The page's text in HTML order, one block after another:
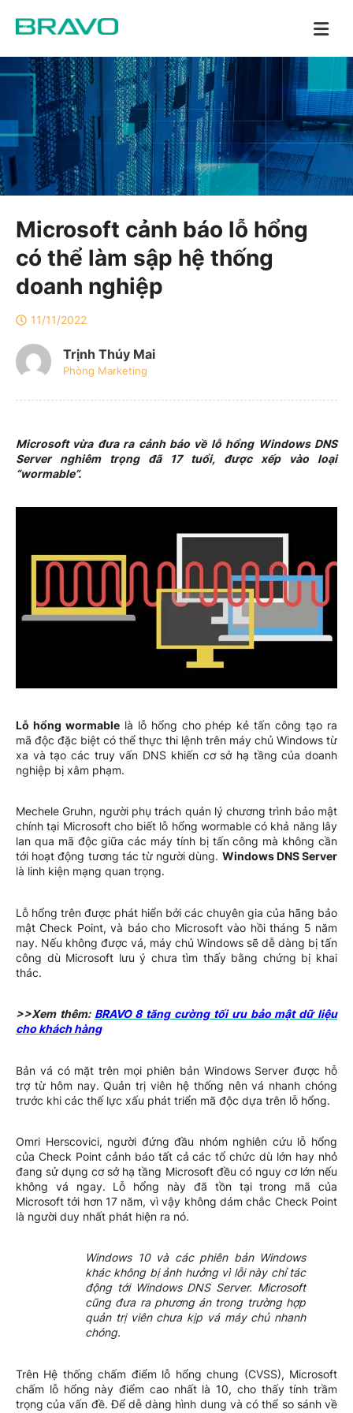
Microsoft cảnh báo lỗ hổng
có thể làm sập hệ thống
doanh nghiệp
11/11/2022
Trịnh Thúy Mai
Phòng Marketing
Microsoft vừa đưa ra cảnh báo về lỗ hổng Windows DNS
Server nghiêm trọng đã 17 tuổi, được xếp vào loại
“wormable”.
Lỗ hổng wormablelà lỗ hổng cho phép kẻ tấn công tạo ra
mã độc đặc biệt có thể thực thi lệnh trên máy chủ Windows từ
xa và tạo các truy vấn DNS khiến cơ sở hạ tầng của doanh
nghiệp bị xâm phạm.
Mechele Gruhn, người phụ trách quản lý chương trình bảo mật
chính tại Microsoft cho biết lỗ hổng wormable có khả năng lây
lan qua mã độc giữa các máy tính bị tấn công mà không cần
tới hoạt động tương tác từ người dùng. Windows DNS Server
là linh kiện mạng quan trọng.
Lỗ hổng trên được phát hiển bởi các chuyên gia của hãng bảo
mật Check Point, và báo cho Microsoft vào hồi tháng 5 năm
nay. Nếu không được vá, máy chủ Windows sẽ dễ dàng bị tấn
công dù Microsoft lưu ý chưa tìm thấy bằng chứng bị khai
thác.
>>Xem thêm: BRAVO 8 tăng cường tối ưu bảo mật dữ liệu
cho khách hàng
Bản vá có mặt trên mọi phiên bản Windows Server được hỗ
trợ từ hôm nay. Quản trị viên hệ thống nên vá nhanh chóng
trước khi các thế lực xấu phát triển mã độc dựa trên lỗ hổng.
Omri Herscovici, người đứng đầu nhóm nghiên cứu lỗ hổng
của Check Point cảnh báo tất cả các tổ chức dù lớn hay nhỏ
đang sử dụng cơ sở hạ tầng Microsoft đều có nguy cơ lớn nếu
không vá ngay. Lỗ hổng này đã tồn tại trong mã của
Microsoft tới hơn 17 năm, vì vậy không dám chắc Check Point
là người duy nhất phát hiện ra nó.
Windows 10 và các phiên bản Windows
khác không bị ảnh hưởng vì lỗi này chỉ tác
động tới Windows DNS Server. Microsoft
cũng đưa ra phương án trong trường hợp
quản trị viên chưa kịp vá máy chủ nhanh
chóng.
Trên Hệ thống chấm điểm lỗ hổng chung (CVSS), Microsoft
chấm lỗ hổng này điểm cao nhất là 10, cho thấy tính trầm
trọng của vấn đề. Để dễ dàng hình dung và có thể so sánh về